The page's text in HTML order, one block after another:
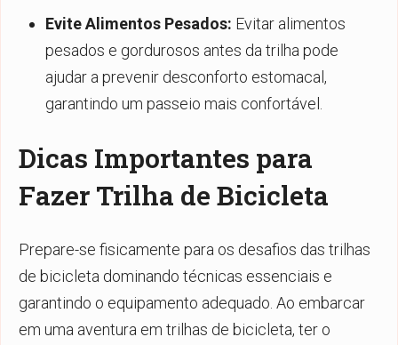
Evite Alimentos Pesados: Evitar alimentos
pesados e gordurosos antes da trilha pode
ajudar a prevenir desconforto estomacal,
garantindo um passeio mais confortável.
Dicas Importantes para
Fazer Trilha de Bicicleta
Prepare-se fisicamente para os desafios das trilhas
de bicicleta dominando técnicas essenciais e
garantindo o equipamento adequado. Ao embarcar
em uma aventura em trilhas de bicicleta, ter o